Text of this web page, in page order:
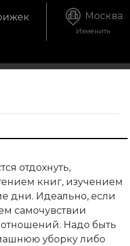
Москва
Изменить
отдохнуть,
книг, изучением
дни. Идеально, если
самочувствии
Надо быть
уборку либо